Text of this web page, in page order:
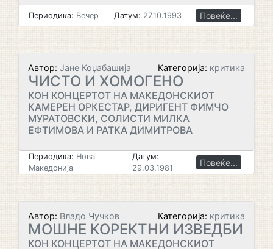
Периодика: Вечер Датум: 27.10.1993 Повеќе...
Автор: Јане Коџабашија Категорија: критика
ЧИСТО И ХОМОГЕНО
КОН КОНЦЕРТОТ НА МАКЕДОНСКИОТ
КАМЕРЕН ОРКЕСТАР, ДИРИГЕНТ ФИМЧО
МУРАТОВСКИ, СОЛИСТИ МИЛКА
ЕФТИМОВА И РАТКА ДИМИТРОВА
Периодика: Нова
Македонија
Датум:
29.03.1981
Повеќе...
Автор: Владо Чучков Категорија: критика
МОШНЕ КОРЕКТНИ ИЗВЕДБИ
КОН КОНЦЕРТОТ НА МАКЕДОНСКИОТ